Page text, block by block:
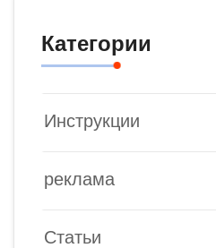
Категории
Инструкции
реклама
Статьи